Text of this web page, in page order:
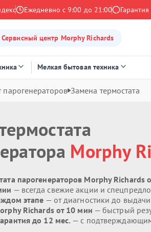
Ежедневно с 9:00 до 21:00
Сервисный центр Morphy Richards
Мелкая бытовая техника
парогенераторов Замена термостата
Morphy
парогенераторов Morphy Richards
— всегда свежие акции и
этапе — от диагностики до выдачи
Richards от 10 мин — быстрый
до 12 мес. — с